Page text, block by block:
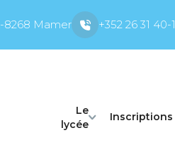
8268 Mamer +352 26 31 40-1
Le
lycée
Inscriptions